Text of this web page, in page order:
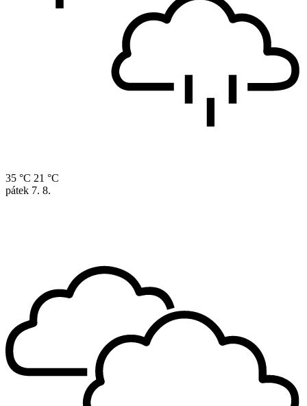
35 °C 21 °C
pátek 7. 8.